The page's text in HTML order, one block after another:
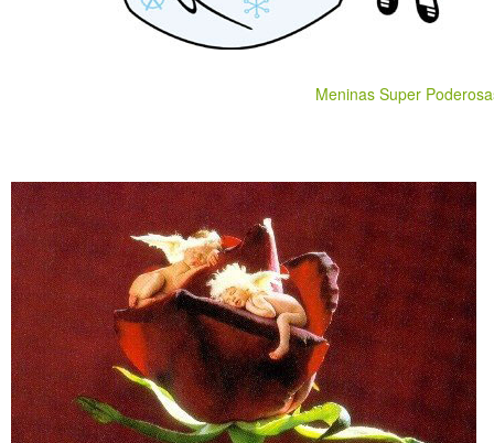
Meninas Super